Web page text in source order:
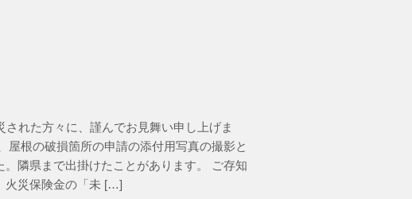
された方々に、謹んでお見舞い申し上げま
屋根の破損箇所の申請の添付用写真の撮影と
。隣県まで出掛けたことがあります。 ご存知
火災保険金の「未 […]